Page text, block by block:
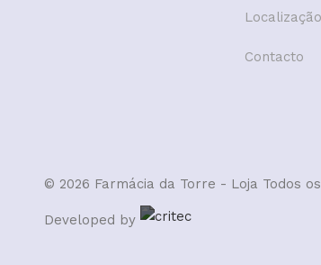
Contacto
© 2026 Farmácia da Torre - Loja Todos
Developed by